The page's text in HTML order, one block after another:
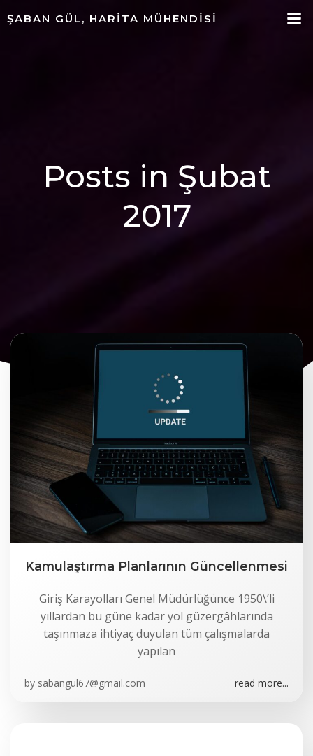
ŞABAN GÜL, HARITA MÜHENDISI
Posts in Şubat
2017
Kamulaştırma Planlarının Güncellenmesi
Giriş Karayolları Genel Müdürlüğünce 1950\’li
yıllardan bu güne kadar yol güzergâhlarında
taşınmaza ihtiyaç duyulan tüm çalışmalarda
yapılan
by sabangul67@gmail.com read more...